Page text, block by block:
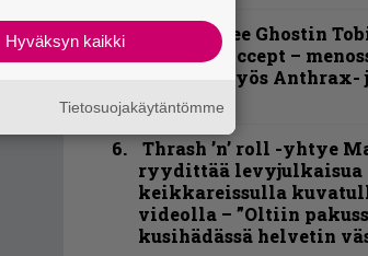
Näin lähtee Ghostin
Forgelta Accept –
mukana myös Anthrax-
miehistöä
Thrash ’n’ roll -yhtye
ryydittää levyjulkaisua
keikkareissulla
videolla – ”Oltiin
kusihädässä helvetin
Hyväksyn kaikki
Tietosuojakäytäntömme